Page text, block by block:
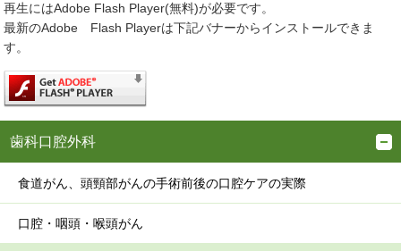
再生にはAdobe Flash Player(無料)が必要です。
最新のAdobe Flash Playerは下記バナーからインストールできま
す。
歯科口腔外科
食道がん、頭頸部がんの手術前後の口腔ケアの実際
口腔・咽頭・喉頭がん